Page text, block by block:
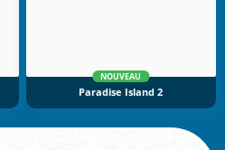
NOUVEAU
Paradise Island 2